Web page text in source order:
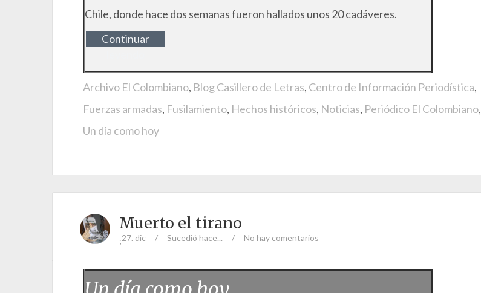
Chile, donde hace dos semanas fueron hallados unos 20 cadáveres.
Continuar
Archivo El Colombiano, Blog Casillero de Letras, Centro de Información Periodística,
Fuerzas armadas, Fusilamiento, Hechos históricos, Noticias, Periódico El Colombiano,
Un día como hoy
Muerto el tirano
;27. dic / Sucedió hace... / No hay comentarios